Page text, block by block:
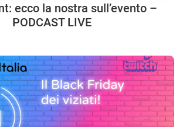
ecco la nostra sull’evento –
PODCAST LIVE